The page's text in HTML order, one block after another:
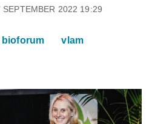
SEPTEMBER 2022 19:29
bioforum vlam